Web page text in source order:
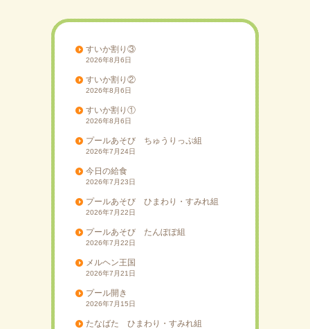
すいか割り③
2026年8月6日
すいか割り②
2026年8月6日
すいか割り①
2026年8月6日
プールあそび ちゅうりっぷ組
2026年7月24日
今日の給食
2026年7月23日
プールあそび ひまわり・すみれ組
2026年7月22日
プールあそび たんぽぽ組
2026年7月22日
メルヘン王国
2026年7月21日
プール開き
2026年7月15日
たなばた ひまわり・すみれ組